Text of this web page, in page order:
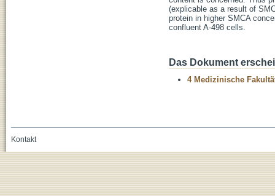
(explicable as a result of
protein in higher SMCA
confluent A-498 cells.
Das Dokument
4 Medizinische
Kontakt